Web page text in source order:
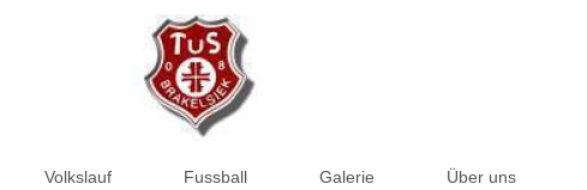
Volkslauf Fussball Galerie Über uns